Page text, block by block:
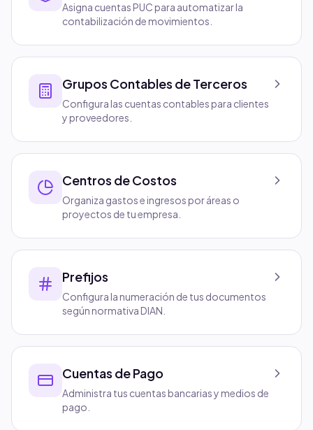
Asigna cuentas PUC para automatizar la
contabilización de movimientos.
Grupos Contables de Terceros
Configura las cuentas contables para clientes
y proveedores.
Centros de Costos
Organiza gastos e ingresos por áreas o
proyectos de tu empresa.
Prefijos
Configura la numeración de tus documentos
según normativa DIAN.
Cuentas de Pago
Administra tus cuentas bancarias y medios de
pago.